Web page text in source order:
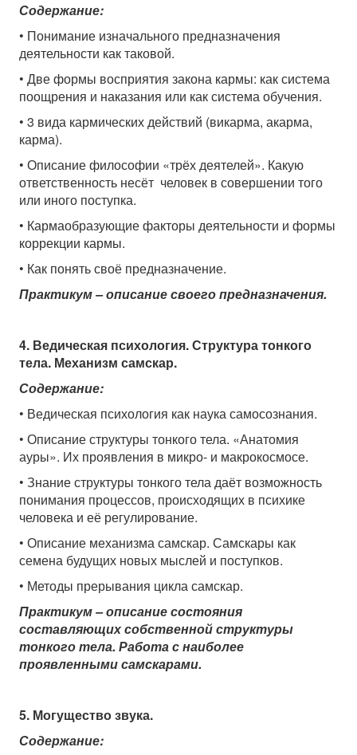
Содержание:
• Понимание изначального предназначения
деятельности как таковой.
• Две формы восприятия закона кармы: как система
поощрения и наказания или как система обучения.
• 3 вида кармических действий (викарма, акарма,
карма).
• Описание философии «трёх деятелей». Какую
ответственность несёт человек в совершении того
или иного поступка.
• Кармаобразующие факторы деятельности и формы
коррекции кармы.
• Как понять своё предназначение.
Практикум – описание своего предназначения.
4. Ведическая психология. Структура тонкого
тела. Механизм самскар.
Содержание:
• Ведическая психология как наука самосознания.
• Описание структуры тонкого тела. «Анатомия
ауры». Их проявления в микро- и макрокосмосе.
• Знание структуры тонкого тела даёт возможность
понимания процессов, происходящих в психике
человека и её регулирование.
• Описание механизма самскар. Самскары как
семена будущих новых мыслей и поступков.
• Методы прерывания цикла самскар.
Практикум – описание состояния
составляющих собственной структуры
тонкого тела. Работа с наиболее
проявленными самскарами.
5. Могущество звука.
Содержание: